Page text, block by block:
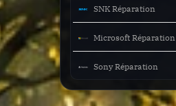
SNK Réparation
Microsoft Réparation
Sony Réparation